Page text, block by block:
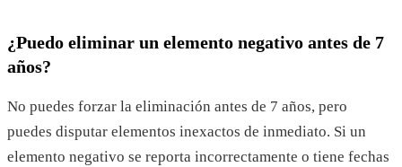
¿Puedo eliminar un elemento negativo antes de 7
años?
No puedes forzar la eliminación antes de 7 años, pero
puedes disputar elementos inexactos de inmediato. Si un
elemento negativo se reporta incorrectamente o tiene fechas